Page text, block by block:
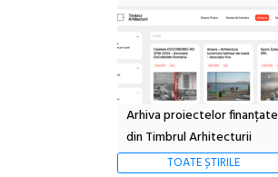
Arhiva proiectelor finanțate
din Timbrul Arhitecturii
TOATE ȘTIRILE